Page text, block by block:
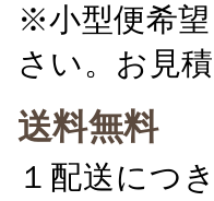
※小型便希
さい。お見
送料無料
１配送につ